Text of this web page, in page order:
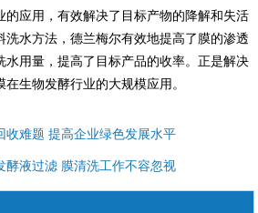
应用，有效解决了目标产物的降解和失活
洗水方法，德兰梅尔有效地提高了膜的渗透
水用量，提高了目标产品的收率。正是解决
生物发酵行业的大规模应用。
收难题 提高企业绿色发展水平
酵液过滤 膜清洗工作不容忽视